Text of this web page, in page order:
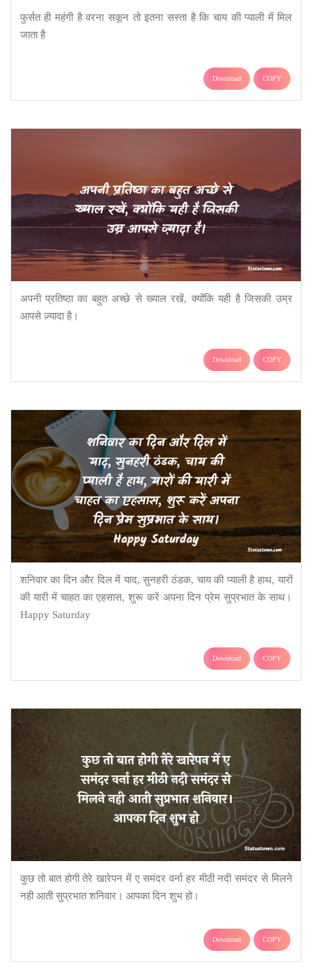
फुर्सत ही महंगी है वरना सकून तो इतना सस्ता है कि चाय की प्याली में मिल
जाता है
Download COPY
अपनी प्रतिष्ठा का बहुत अच्छे से ख्याल रखें, क्योंकि यही है जिसकी उम्र
आपसे ज़्यादा है।
Download COPY
शनिवार का दिन और दिल में याद, सुनहरी ठंडक, चाय की प्याली है हाथ, यारों
की यारी में चाहत का एहसास, शुरू करें अपना दिन प्रेम सुप्रभात के साथ।
Happy Saturday
Download COPY
कुछ तो बात होगी तेरे खारेपन में ए समंदर वर्ना हर मीठी नदी समंदर से मिलने
नही आती सुप्रभात शनिवार। आपका दिन शुभ हो।
Download COPY